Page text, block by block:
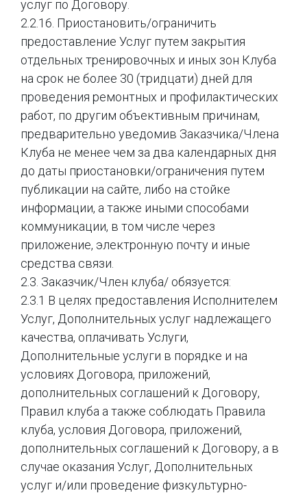
услуг по Договору.
2.2.16. Приостановить/ограничить
предоставление Услуг путем закрытия
отдельных тренировочных и иных зон Клуба
на срок не более 30 (тридцати) дней для
проведения ремонтных и профилактических
работ, по другим объективным причинам,
предварительно уведомив Заказчика/Члена
Клуба не менее чем за два календарных дня
до даты приостановки/ограничения путем
публикации на сайте, либо на стойке
информации, а также иными способами
коммуникации, в том числе через
приложение, электронную почту и иные
средства связи.
2.3. Заказчик/Член клуба/ обязуется:
2.3.1 В целях предоставления Исполнителем
Услуг, Дополнительных услуг надлежащего
качества, оплачивать Услуги,
Дополнительные услуги в порядке и на
условиях Договора, приложений,
дополнительных соглашений к Договору,
Правил клуба а также соблюдать Правила
клуба, условия Договора, приложений,
дополнительных соглашений к Договору, а в
случае оказания Услуг, Дополнительных
услуг и/или проведение физкультурно-